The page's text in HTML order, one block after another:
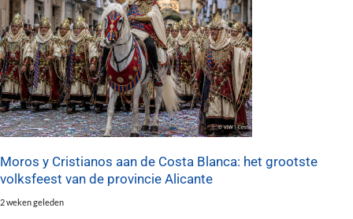
Moros y Cristianos aan de Costa Blanca: het grootste
volksfeest van de provincie Alicante
2 weken geleden